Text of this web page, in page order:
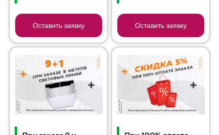
Оставить заявку Оставить заявку